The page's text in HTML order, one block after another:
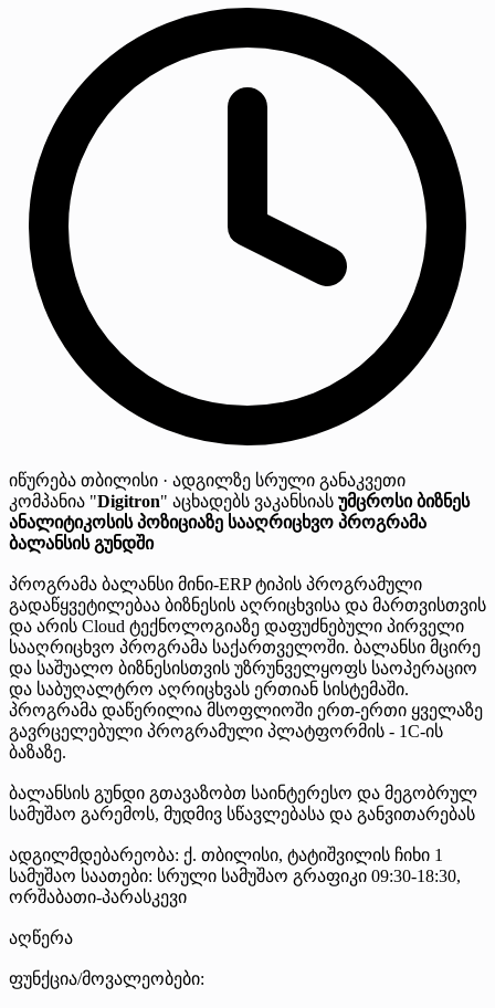
იწურება თბილისი · ადგილზე სრული განაკვეთი
კომპანია "Digitron" აცხადებს ვაკანსიას უმცროსი ბიზნეს
ანალიტიკოსის პოზიციაზე სააღრიცხვო პროგრამა
ბალანსის გუნდში
პროგრამა ბალანსი მინი-ERP ტიპის პროგრამული
გადაწყვეტილებაა ბიზნესის აღრიცხვისა და მართვისთვის
და არის Cloud ტექნოლოგიაზე დაფუძნებული პირველი
სააღრიცხვო პროგრამა საქართველოში. ბალანსი მცირე
და საშუალო ბიზნესისთვის უზრუნველყოფს საოპერაციო
და საბუღალტრო აღრიცხვას ერთიან სისტემაში.
პროგრამა დაწერილია მსოფლიოში ერთ-ერთი ყველაზე
გავრცელებული პროგრამული პლატფორმის - 1C-ის
ბაზაზე.
ბალანსის გუნდი გთავაზობთ საინტერესო და მეგობრულ
სამუშაო გარემოს, მუდმივ სწავლებასა და განვითარებას
ადგილმდებარეობა: ქ. თბილისი, ტატიშვილის ჩიხი 1
სამუშაო საათები: სრული სამუშაო გრაფიკი 09:30-18:30,
ორშაბათი-პარასკევი
აღწერა
ფუნქცია/მოვალეობები: